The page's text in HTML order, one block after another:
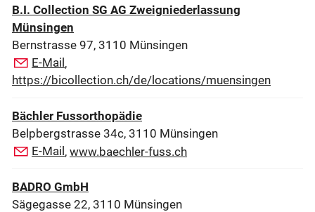
B.I. Collection SG AG Zweigniederlassung
Münsingen
Bernstrasse 97, 3110 Münsingen
E-Mail ,
https://bicollection.ch/de/locations/muensingen
Bächler Fussorthopädie
Belpbergstrasse 34c, 3110 Münsingen
E-Mail , www.baechler-fuss.ch
BADRO GmbH
Sägegasse 22, 3110 Münsingen